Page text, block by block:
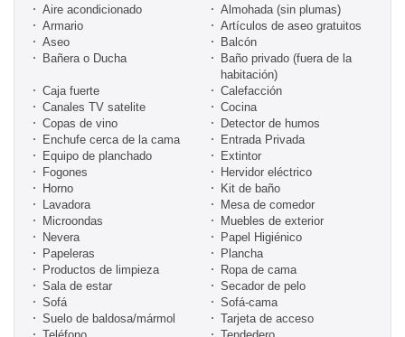
Aire acondicionado
Almohada (sin plumas)
Armario
Artículos de aseo gratuitos
Aseo
Balcón
Bañera o Ducha
Baño privado (fuera de la
habitación)
Caja fuerte
Calefacción
Canales TV satelite
Cocina
Copas de vino
Detector de humos
Enchufe cerca de la cama
Entrada Privada
Equipo de planchado
Extintor
Fogones
Hervidor eléctrico
Horno
Kit de baño
Lavadora
Mesa de comedor
Microondas
Muebles de exterior
Nevera
Papel Higiénico
Papeleras
Plancha
Productos de limpieza
Ropa de cama
Sala de estar
Secador de pelo
Sofá
Sofá-cama
Suelo de baldosa/mármol
Tarjeta de acceso